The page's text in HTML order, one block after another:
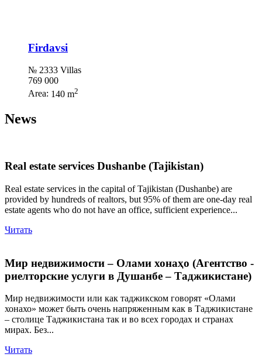
Firdavsi
№ 2333 Villas
769 000
Area: 140 m2
News
Real estate services Dushanbe (Tajikistan)
Real estate services in the capital of Tajikistan (Dushanbe) are
provided by hundreds of realtors, but 95% of them are one-day real
estate agents who do not have an office, sufficient experience...
Читать
Мир недвижимости – Олами хонаҳо (Агентство -
риелторские услуги в Душанбе – Таджикистане)
Мир недвижимости или как таджикском говорят «Олами
хонахо» может быть очень напряженным как в Таджикистане
– столице Таджикистана так и во всех городах и странах
мирах. Без...
Читать